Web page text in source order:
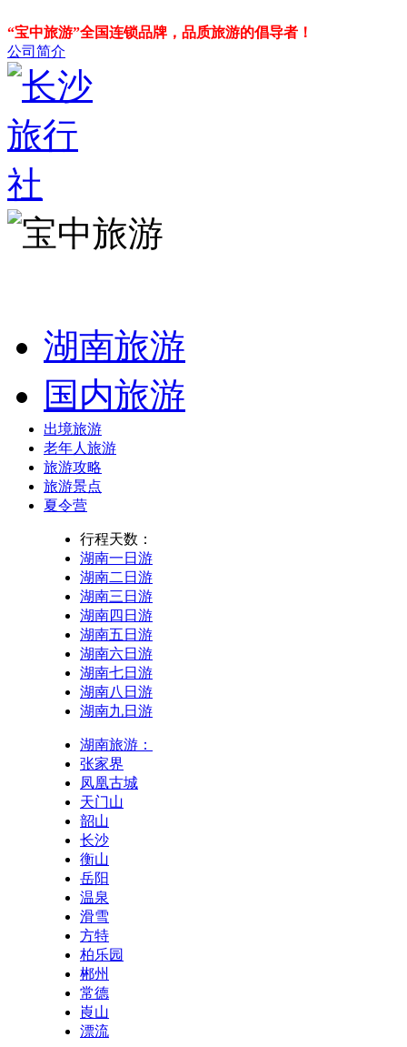
“宝中旅游”全国连锁品牌，品质旅游的倡导者！
公司简介
湖南旅游
国内旅游
出境旅游
老年人旅游
旅游攻略
旅游景点
夏令营
行程天数：
湖南一日游
湖南二日游
湖南三日游
湖南四日游
湖南五日游
湖南六日游
湖南七日游
湖南八日游
湖南九日游
湖南旅游：
张家界
凤凰古城
天门山
韶山
长沙
衡山
岳阳
温泉
滑雪
方特
柏乐园
郴州
常德
崀山
漂流